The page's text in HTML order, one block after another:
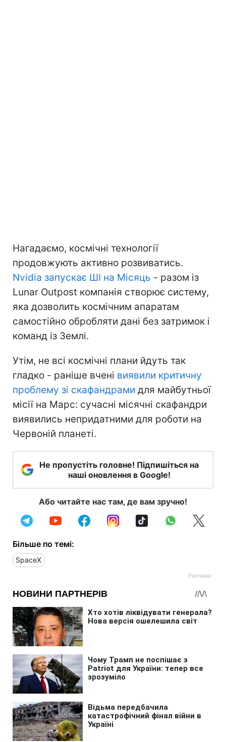
Нагадаємо, космічні технології
продовжують активно розвиватись.
Nvidia запускає ШІ на Місяць - разом із
Lunar Outpost компанія створює систему,
яка дозволить космічним апаратам
самостійно обробляти дані без затримок і
команд із Землі.
Утім, не всі космічні плани йдуть так
гладко - раніше вчені виявили критичну
проблему зі скафандрами для майбутньої
місії на Марс: сучасні місячні скафандри
виявились непридатними для роботи на
Червоній планеті.
Не пропустіть головне! Підпишіться на
наші оновлення в Google!
Або читайте нас там, де вам зручно!
Більше по темі:
SpaceX